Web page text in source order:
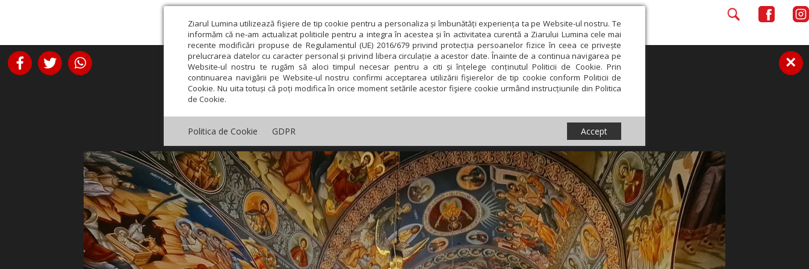
Ziarul Lumina utilizează fişiere de tip cookie pentru a personaliza și îmbunătăți experiența ta pe Website-ul nostru. Te
informăm că ne-am actualizat politicile pentru a integra în acestea și în activitatea curentă a Ziarului Lumina cele mai
recente modificări propuse de Regulamentul (UE) 2016/679 privind protecția persoanelor fizice în ceea ce privește
prelucrarea datelor cu caracter personal și privind libera circulație a acestor date. Înainte de a continua navigarea pe
Website-ul nostru te rugăm să aloci timpul necesar pentru a citi și înțelege conținutul Politicii de Cookie. Prin
continuarea navigării pe Website-ul nostru confirmi acceptarea utilizării fişierelor de tip cookie conform Politicii de
Cookie. Nu uita totuși că poți modifica în orice moment setările acestor fişiere cookie urmând instrucțiunile din Politica
de Cookie.
Politica de Cookie GDPR Accept
×